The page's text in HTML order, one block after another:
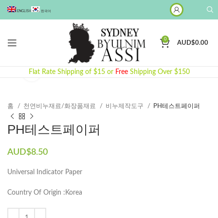
ENGLISH 한국어
0
AUD$0.00
Flat Rate Shipping of $15 or Free Shipping Over $150
Click to enlarge
홈 천연비누재료/화장품재료 비누제작도구 PH테스트페이퍼
PH테스트페이퍼
AUD$8.50
Universal Indicator Paper
Country Of Origin :Korea